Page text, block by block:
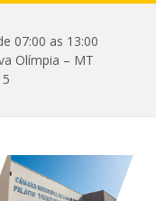
de 07:00 as 13:00
Olímpia – MT